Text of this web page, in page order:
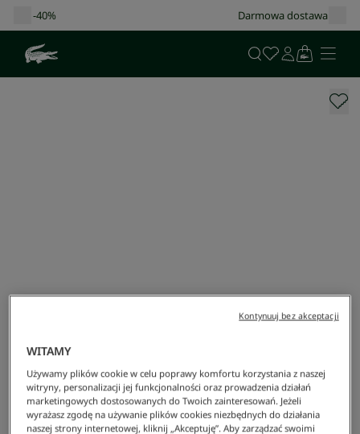
Darmowa dostawa od 400 zł!
WITAMY
Używamy plików cookie w celu poprawy komfortu korzystania z naszej
witryny, personalizacji jej funkcjonalności oraz prowadzenia działań
marketingowych dostosowanych do Twoich zainteresowań. Jeżeli
wyrażasz zgodę na używanie plików cookies niezbędnych do działania
naszej strony internetowej, kliknij „Akceptuję”. Aby zarządzać swoimi
Kontynuuj bez akceptacji